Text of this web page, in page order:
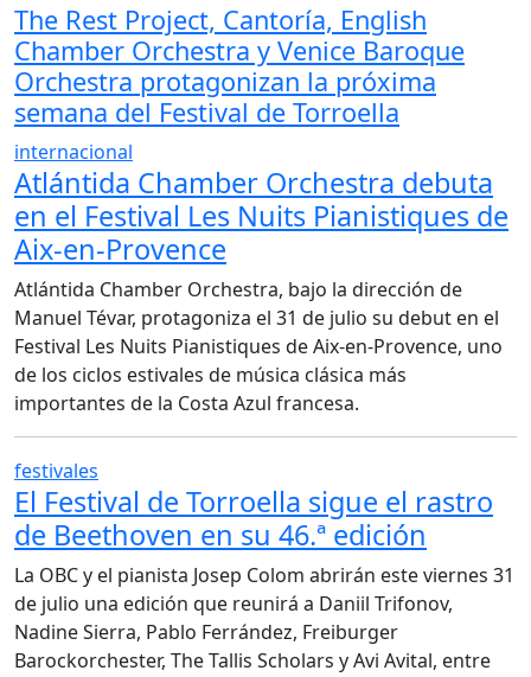
The Rest Project, Cantoría, English
Chamber Orchestra y Venice Baroque
Orchestra protagonizan la próxima
semana del Festival de Torroella
internacional
Atlántida Chamber Orchestra debuta
en el Festival Les Nuits Pianistiques de
Aix-en-Provence
Atlántida Chamber Orchestra, bajo la dirección de
Manuel Tévar, protagoniza el 31 de julio su debut en el
Festival Les Nuits Pianistiques de Aix-en-Provence, uno
de los ciclos estivales de música clásica más
importantes de la Costa Azul francesa.
festivales
El Festival de Torroella sigue el rastro
de Beethoven en su 46.ª edición
La OBC y el pianista Josep Colom abrirán este viernes 31
de julio una edición que reunirá a Daniil Trifonov,
Nadine Sierra, Pablo Ferrández, Freiburger
Barockorchester, The Tallis Scholars y Avi Avital, entre